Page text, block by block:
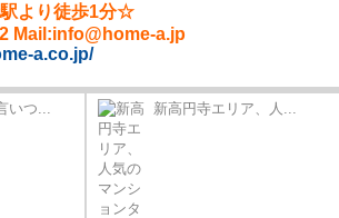
より徒歩1分☆
Mail:info@home-a.jp
a.co.jp/
つ... 新高円寺エリア、人...